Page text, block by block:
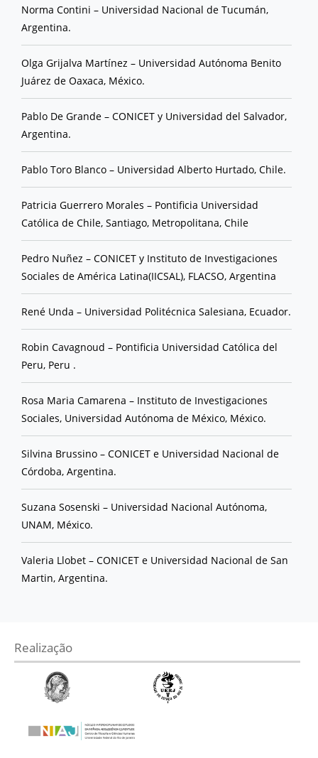
Norma Contini – Universidad Nacional de Tucumán,
Argentina.
Olga Grijalva Martínez – Universidad Autónoma Benito
Juárez de Oaxaca, México.
Pablo De Grande – CONICET y Universidad del Salvador,
Argentina.
Pablo Toro Blanco – Universidad Alberto Hurtado, Chile.
Patricia Guerrero Morales – Pontificia Universidad
Católica de Chile, Santiago, Metropolitana, Chile
Pedro Nuñez – CONICET y Instituto de Investigaciones
Sociales de América Latina(IICSAL), FLACSO, Argentina
René Unda – Universidad Politécnica Salesiana, Ecuador.
Robin Cavagnoud – Pontificia Universidad Católica del
Peru, Peru .
Rosa Maria Camarena – Instituto de Investigaciones
Sociales, Universidad Autónoma de México, México.
Silvina Brussino – CONICET e Universidad Nacional de
Córdoba, Argentina.
Suzana Sosenski – Universidad Nacional Autónoma,
UNAM, México.
Valeria Llobet – CONICET e Universidad Nacional de San
Martin, Argentina.
Realização